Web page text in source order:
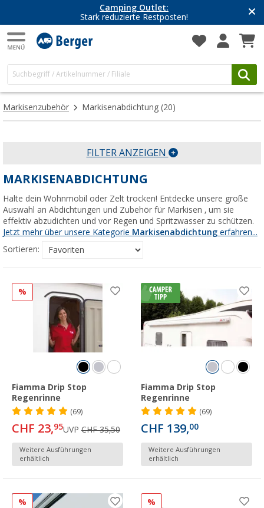
Camping Outlet:
Stark reduzierte Restposten!
Markisenzubehör Markisenabdichtung (20)
FILTER ANZEIGEN
MARKISENABDICHTUNG
Halte dein Wohnmobil oder Zelt trocken! Entdecke unsere große
Auswahl an Abdichtungen und Zubehör für Markisen , um sie
effektiv abzudichten und vor Regen und Spritzwasser zu schützen.
Jetzt mehr über unsere Kategorie Markisenabdichtung erfahren...
Sortieren:
%
Fiamma Drip Stop
Regenrinne
(69)
CHF 23,95UVP CHF 35,50
Weitere Ausführungen
erhältlich
Fiamma Drip Stop
Regenrinne
(69)
CHF 139,00
Weitere Ausführungen
erhältlich
% %